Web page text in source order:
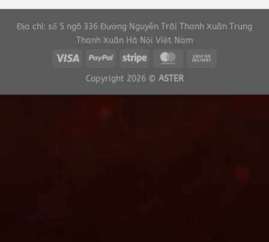
Địa chỉ: số 5 ngõ 336 Đường Nguyễn Trãi Thanh Xuân Trung
Thanh Xuân Hà Nội Việt Nam
Copyright 2026 © ASTER